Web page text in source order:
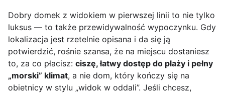
Dobry domek z widokiem w pierwszej linii to nie tylko
luksus — to także przewidywalność wypoczynku. Gdy
lokalizacja jest rzetelnie opisana i da się ją
potwierdzić, rośnie szansa, że na miejscu dostaniesz
to, za co płacisz: ciszę, łatwy dostęp do plaży i pełny
„morski” klimat, a nie dom, który kończy się na
obietnicy w stylu „widok w oddali”. Jeśli chcesz,